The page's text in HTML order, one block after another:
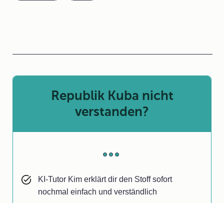
Republik Kuba nicht
verstanden?
KI-Tutor Kim erklärt dir den Stoff sofort
nochmal einfach und verständlich